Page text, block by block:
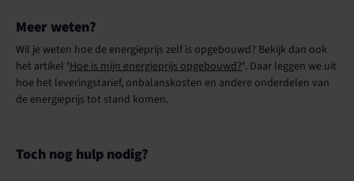
Meer weten?
Wil je weten hoe de energieprijs zelf is opgebouwd? Bekijk dan ook
het artikel 'Hoe is mijn energieprijs opgebouwd?'. Daar leggen we uit
hoe het leveringstarief, onbalanskosten en andere onderdelen van
de energieprijs tot stand komen.
Toch nog hulp nodig?